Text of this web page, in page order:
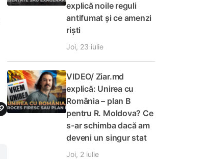
explică noile reguli
antifumat și ce amenzi
riști
Joi, 23 iulie
VIDEO/ Ziar.md
explică: Unirea cu
România – plan B
pentru R. Moldova? Ce
s-ar schimba dacă am
deveni un singur stat
Joi, 2 iulie